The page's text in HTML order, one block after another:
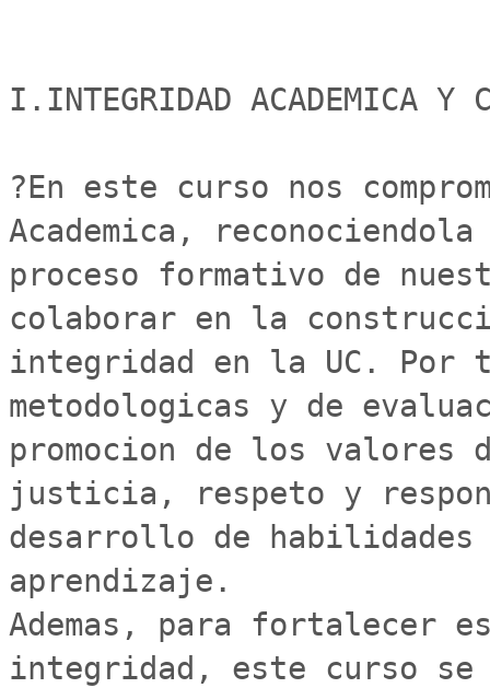
I.INTEGRIDAD ACADEMICA Y
?En este curso nos
Academica,
proceso formativo de
colaborar en la
integridad en la UC. Por
metodologicas y de
promocion de los valores
justicia, respeto y
desarrollo de
aprendizaje.
Ademas, para fortalecer
integridad, este curso se